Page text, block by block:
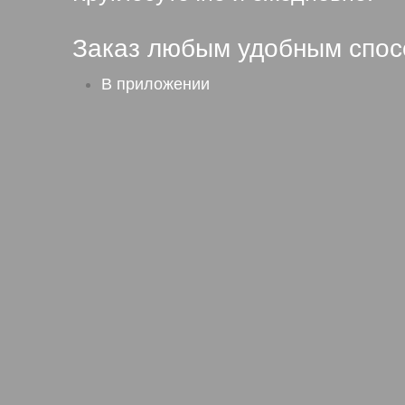
Заказ любым удобным
В приложении